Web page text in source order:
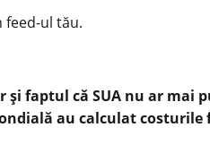
feed-ul tău.
faptul că SUA nu ar
au calculat costurile